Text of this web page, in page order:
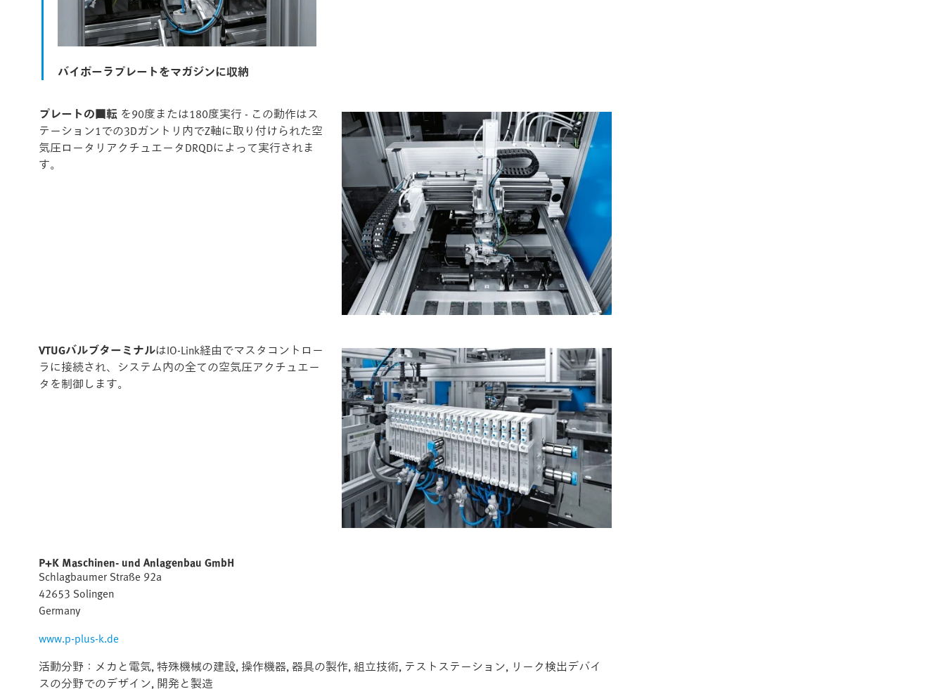
バイポーラプレートをマガジンに収納
プレートの回転 を90度または180度実行 - この動作はス
テーション1での3Dガントリ内でZ軸に取り付けられた空
気圧ロータリアクチュエータDRQDによって実行されま
す。
VTUGバルブターミナルはIO-Link経由でマスタコントロー
ラに接続され、システム内の全ての空気圧アクチュエー
タを制御します。
P+K Maschinen- und Anlagenbau GmbH
Schlagbaumer Straße 92a
42653 Solingen
Germany
www.p-plus-k.de
活動分野：メカと電気, 特殊機械の建設, 操作機器, 器具の製作, 組立技術, テストステーション, リーク検出デバイ
スの分野でのデザイン, 開発と製造